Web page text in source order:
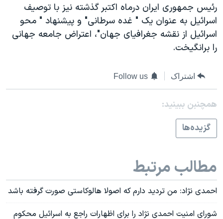
نرگس محمدی برنده جایزه نوبل صلح
همایش محافظه‌کاران آمریکا «سی‌پک»
صفحه‌های ویژه
رئيس جمهوری ايران درماه اکتبر گذشته نيز با توصيف
اسرائيل به عنوان يک " غده سرطانی" و پيشنهاد " محو
اسرائيل از نقشه جغرافيای جهان"، اعتراض جامعه جهانی
را برانگيخت.
اشتراک Follow us
همچنبن ببینید:
گزيده‌ها
مطالب مرتبط
احمدی نژاد: من ترديد دارم که اصولا هالوکاستی صورت گرفته باشد
شورای امنيت احمدی نژاد را برای اظهارات راجع به اسرائيل محکوم